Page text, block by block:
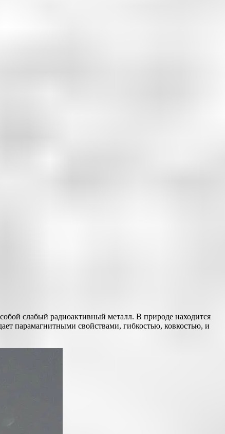
слабый радиоактивный металл. В природе находится
парамагнитными свойствами, гибкостью, ковкостью, и